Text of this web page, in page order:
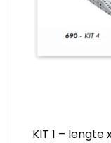
KIT 1 –